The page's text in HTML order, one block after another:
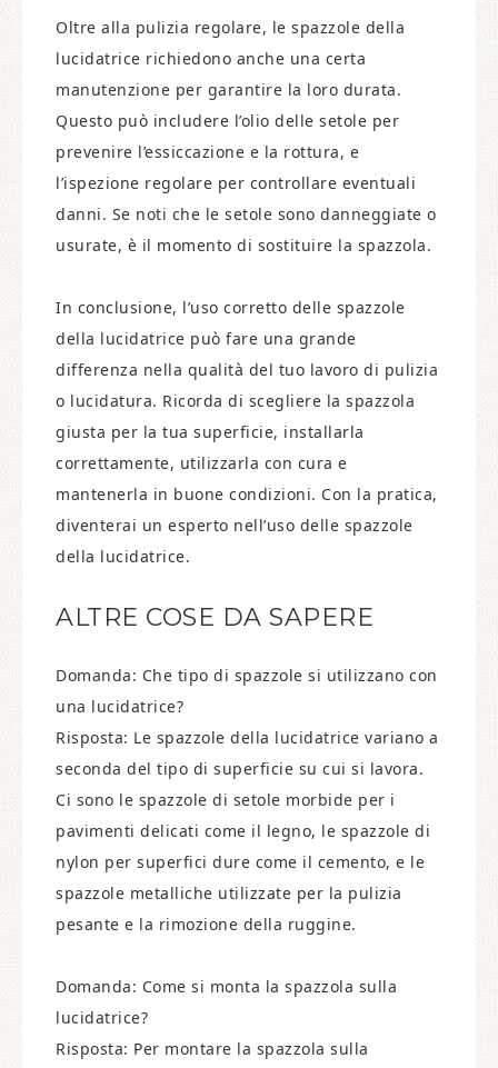
Oltre alla pulizia regolare, le spazzole della
lucidatrice richiedono anche una certa
manutenzione per garantire la loro durata.
Questo può includere l’olio delle setole per
prevenire l’essiccazione e la rottura, e
l’ispezione regolare per controllare eventuali
danni. Se noti che le setole sono danneggiate o
usurate, è il momento di sostituire la spazzola.
In conclusione, l’uso corretto delle spazzole
della lucidatrice può fare una grande
differenza nella qualità del tuo lavoro di pulizia
o lucidatura. Ricorda di scegliere la spazzola
giusta per la tua superficie, installarla
correttamente, utilizzarla con cura e
mantenerla in buone condizioni. Con la pratica,
diventerai un esperto nell’uso delle spazzole
della lucidatrice.
ALTRE COSE DA SAPERE
Domanda: Che tipo di spazzole si utilizzano con
una lucidatrice?
Risposta: Le spazzole della lucidatrice variano a
seconda del tipo di superficie su cui si lavora.
Ci sono le spazzole di setole morbide per i
pavimenti delicati come il legno, le spazzole di
nylon per superfici dure come il cemento, e le
spazzole metalliche utilizzate per la pulizia
pesante e la rimozione della ruggine.
Domanda: Come si monta la spazzola sulla
lucidatrice?
Risposta: Per montare la spazzola sulla